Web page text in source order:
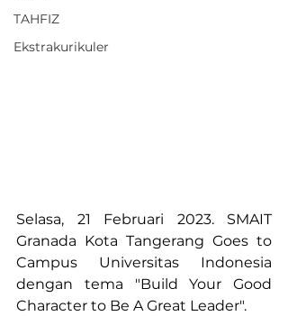
TAHFIZ
Ekstrakurikuler
Selasa, 21 Februari 2023. SMAIT
Granada Kota Tangerang Goes to
Campus Universitas Indonesia
dengan tema "Build Your Good
Character to Be A Great Leader".